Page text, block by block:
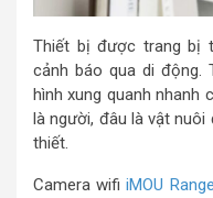
Thiết bị được trang bị
cảnh báo qua di
hình xung quanh nhanh
là người, đâu là vật nuôi
thiết.
Camera wifiiMOU